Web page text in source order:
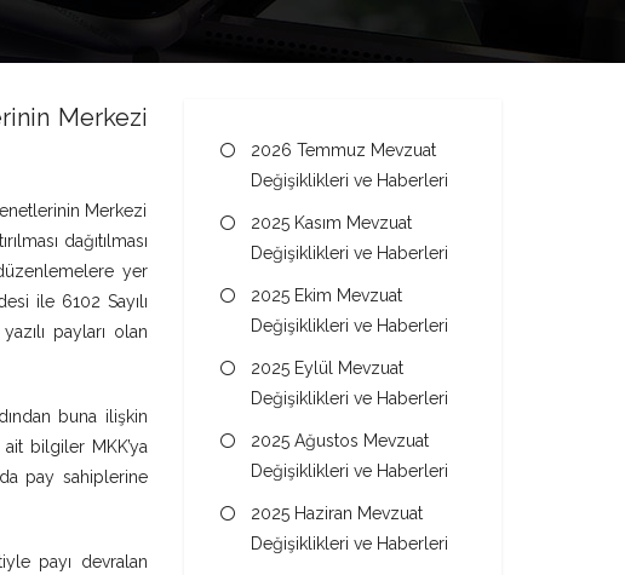
Merkezi
Merkezi
dağıtılması
yer
ile 6102 Sayılı
payları olan
buna ilişkin
bilgiler MKK’ya
pay sahiplerine
payı devralan
2026 Temmuz Mevzuat
Değişiklikleri ve Haberleri
2025 Kasım Mevzuat
Değişiklikleri ve Haberleri
2025 Ekim Mevzuat
Değişiklikleri ve Haberleri
2025 Eylül Mevzuat
Değişiklikleri ve Haberleri
2025 Ağustos Mevzuat
Değişiklikleri ve Haberleri
2025 Haziran Mevzuat
Değişiklikleri ve Haberleri